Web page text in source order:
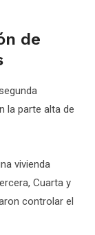
de
la parte alta de
vivienda
Cuarta y
controlar el